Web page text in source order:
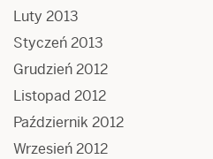
Luty 2013
Styczeń 2013
Grudzień 2012
Listopad 2012
Październik 2012
Wrzesień 2012